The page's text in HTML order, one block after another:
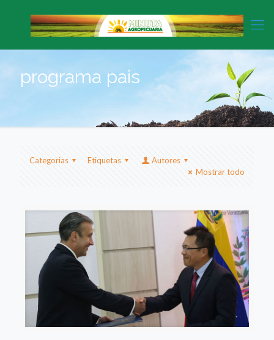
programa pais
Categorias Etiquetas
Autores
Mostrar todo